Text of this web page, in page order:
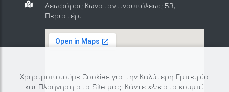
Χρησιμοποιούμε Cookies για την Καλύτερη Εμπειρία
και Πλοήγηση στο Site μας. Κάντε κλικ στο κουμπί
Λεωφόρος Κωνσταντινουπόλεως 53,
Περιστέρι.